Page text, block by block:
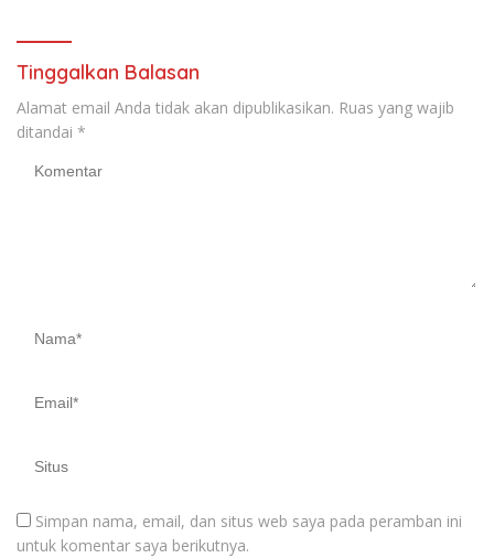
Tinggalkan Balasan
Alamat email Anda tidak akan dipublikasikan. Ruas yang wajib
ditandai *
Simpan nama, email, dan situs web saya pada peramban ini
untuk komentar saya berikutnya.